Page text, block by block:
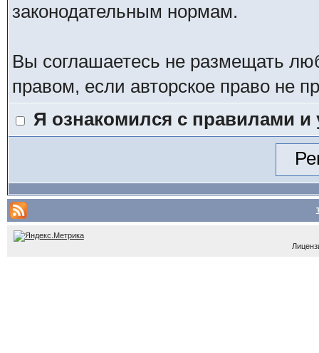
законодательным нормам.
Вы соглашаетесь не размещать
правом, если авторское право не
Я ознакомился с правилами